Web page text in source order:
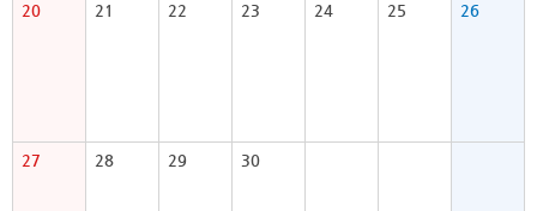
20 21 22 23 24 25 26
27 28 29 30